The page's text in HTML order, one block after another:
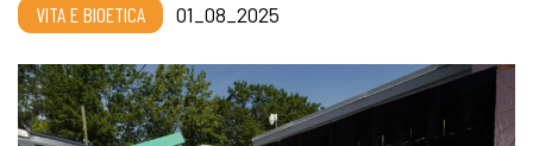
VITA E BIOETICA 01_08_2025